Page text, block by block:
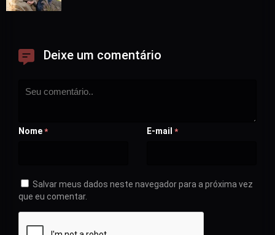
Deixe um comentário
Nome * E-mail *
Salvar meus dados neste navegador para a próxima vez
que eu comentar.